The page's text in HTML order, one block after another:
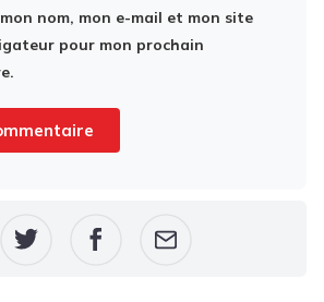
nom, mon e-mail et mon site
pour mon prochain